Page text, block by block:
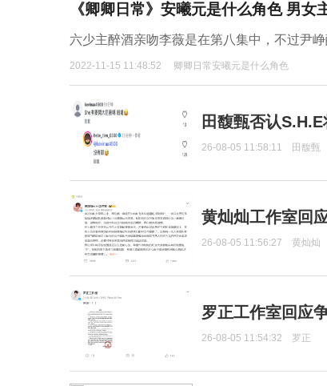
《卿卿日常》安曦元是什么角色 男女
六少主醉酒亲吻李薇是在第八集中，不过尹峥
2022-11-15 11:48:52 卿卿日常安曦元是什么角色
田馥甄否认
26-08-05 11:58:11 田馥甄
黄灿灿工作室回
26-08-05 11:56:27 黄灿灿
罗正工作室回应
26-08-05 11:54:32 罗正